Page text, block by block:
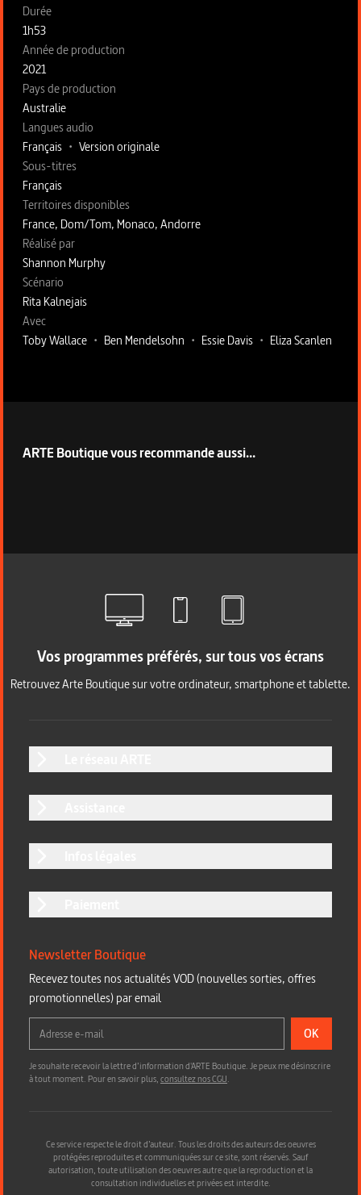
Fiche technique section gauche
Durée
1h53
Année de production
2021
Pays de production
Australie
Langues audio
Français • Version originale
Sous-titres
Français
Territoires disponibles
France, Dom/Tom, Monaco, Andorre
Fiche technique section droite
Réalisé par
Shannon Murphy
Scénario
Rita Kalnejais
Avec
Toby Wallace • Ben Mendelsohn • Essie Davis • Eliza Scanlen
ARTE Boutique vous recommande aussi...
Vos programmes préférés, sur tous vos écrans
Retrouvez Arte Boutique sur votre ordinateur, smartphone et tablette.
Newsletter Boutique
Recevez toutes nos actualités VOD (nouvelles sorties, offres
promotionnelles) par email
OK
Je souhaite recevoir la lettre d’information d'ARTE Boutique. Je peux me désinscrire
à tout moment. Pour en savoir plus,consultez nos CGU.
Ce service respecte le droit d’auteur. Tous les droits des auteurs des oeuvres
protégées reproduites et communiquées sur ce site, sont réservés. Sauf
autorisation, toute utilisation des oeuvres autre que la reproduction et la
consultation individuelles et privées est interdite.